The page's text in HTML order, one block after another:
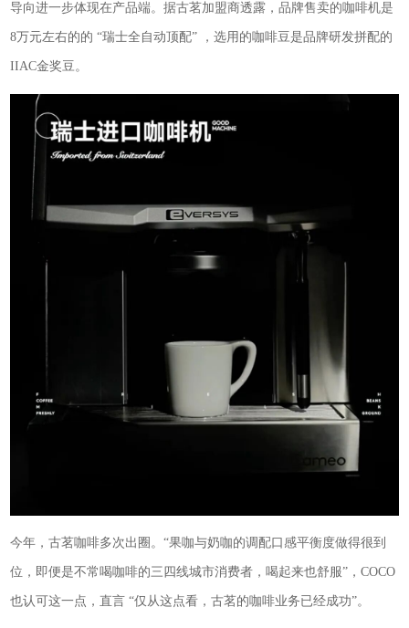
导向进一步体现在产品端。据古茗加盟商透露，品牌售卖的咖啡机是
8万元左右的的 “瑞士全自动顶配” ，选用的咖啡豆是品牌研发拼配的
IIAC金奖豆。
今年，古茗咖啡多次出圈。“果咖与奶咖的调配口感平衡度做得很到
位，即便是不常喝咖啡的三四线城市消费者，喝起来也舒服”，COCO
也认可这一点，直言 “仅从这点看，古茗的咖啡业务已经成功”。